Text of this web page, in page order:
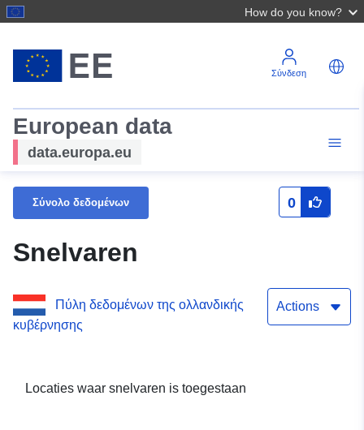
How do you know?
Σύνδεση
European data
data.europa.eu
Σύνολο δεδομένων 0
Snelvaren
Πύλη δεδομένων της ολλανδικής
κυβέρνησης
Actions
Locaties waar snelvaren is toegestaan